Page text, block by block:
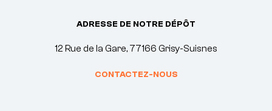
ADRESSE DE NOTRE DÉPÔT
12 Rue de la Gare, 77166 Grisy-Suisnes
CONTACTEZ-NOUS